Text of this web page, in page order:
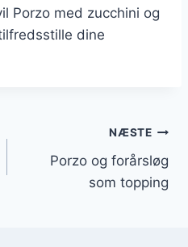
Porzo med zucchini og
dine
NÆSTE
Porzo og forårsløg
som topping